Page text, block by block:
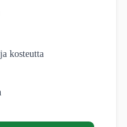
kosteutta